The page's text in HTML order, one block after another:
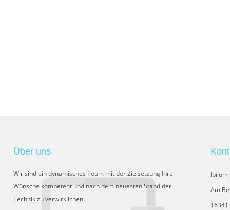
Über uns
Wir sind ein dynamisches Team mit der Zielsetzung Ihre
Wünsche kompetent und nach dem neuesten Stand der
Technik zu verwirklichen.
Ipilum
Am